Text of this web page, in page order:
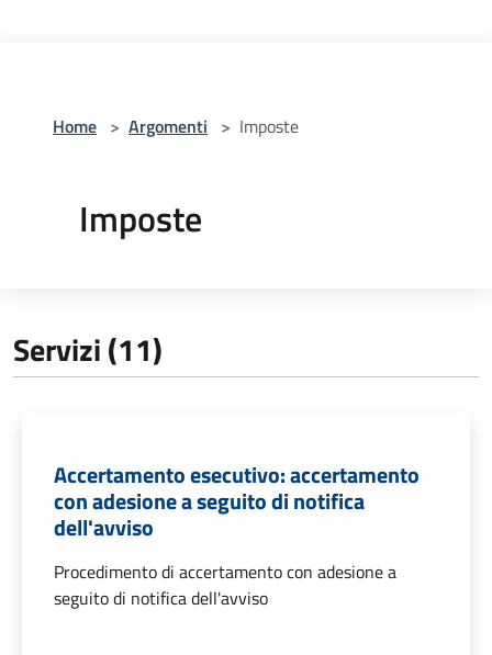
Home > Argomenti > Imposte
Imposte
Servizi (11)
Accertamento esecutivo: accertamento
con adesione a seguito di notifica
dell'avviso
Procedimento di accertamento con adesione a
seguito di notifica dell'avviso